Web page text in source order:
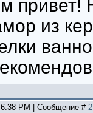
привет!
из
6:38 PM | Сообщение # 2